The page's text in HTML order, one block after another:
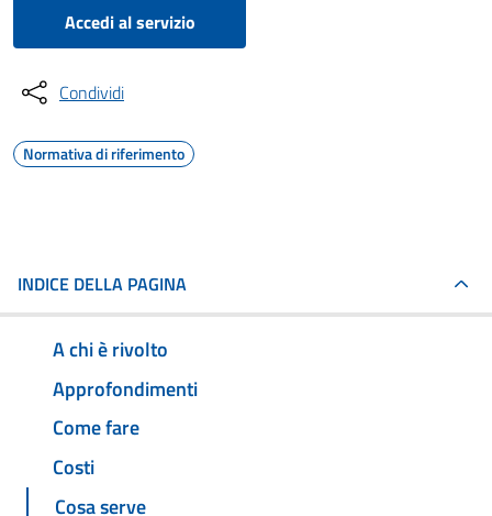
Accedi al servizio
Condividi
Normativa di riferimento
INDICE DELLA PAGINA
A chi è rivolto
Approfondimenti
Come fare
Costi
Cosa serve